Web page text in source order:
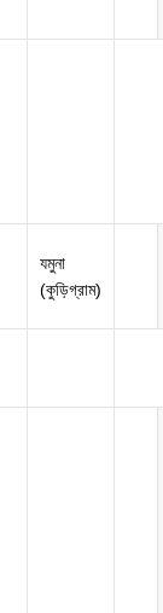
যমুনা
(কুড়িগ্রাম)